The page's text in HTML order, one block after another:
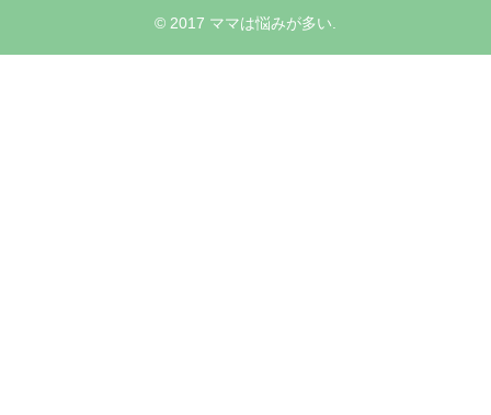
© 2017 ママは悩みが多い.